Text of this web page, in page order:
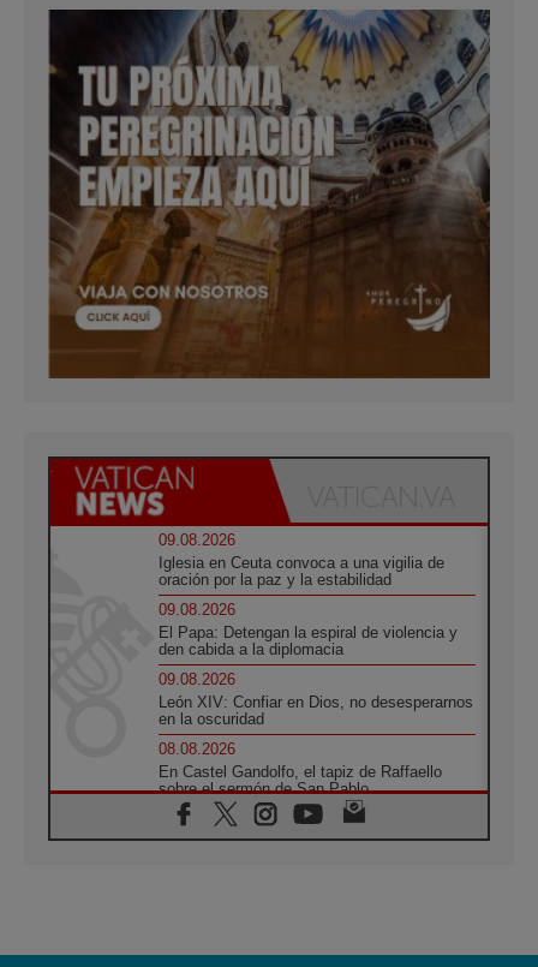
09.08.2026
Iglesia en Ceuta convoca a una vigilia de
oración por la paz y la estabilidad
09.08.2026
El Papa: Detengan la espiral de violencia y
den cabida a la diplomacia
09.08.2026
León XIV: Confiar en Dios, no desesperarnos
en la oscuridad
08.08.2026
En Castel Gandolfo, el tapiz de Raffaello
sobre el sermón de San Pablo
08.08.2026
En Colombia, «la paz no se compra con una
08.08.2026